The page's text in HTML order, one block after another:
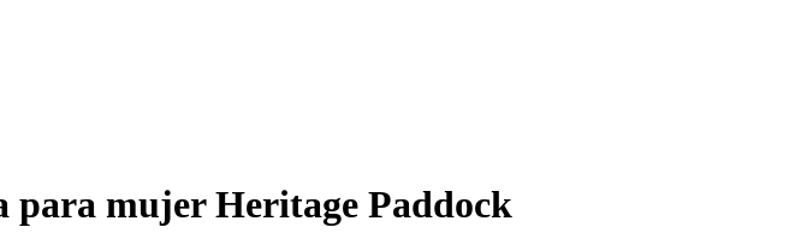
para mujer Heritage Paddock